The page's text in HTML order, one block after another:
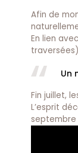
Afin de
En lien
Un
Fin juillet,
L’esprit
septembre